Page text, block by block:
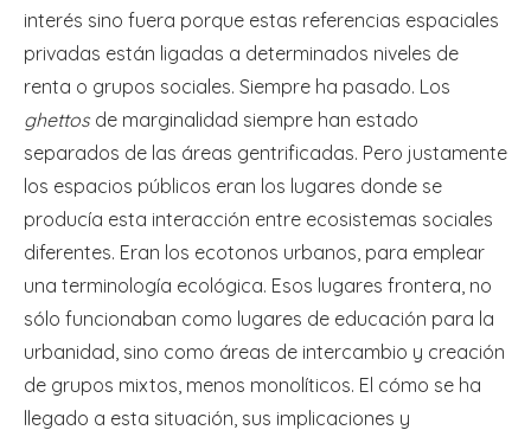
interés sino fuera porque estas referencias espaciales
privadas están ligadas a determinados niveles de
renta o grupos sociales. Siempre ha pasado. Los
ghettos de marginalidad siempre han estado
separados de las áreas gentrificadas. Pero justamente
los espacios públicos eran los lugares donde se
producía esta interacción entre ecosistemas sociales
diferentes. Eran los ecotonos urbanos, para emplear
una terminología ecológica. Esos lugares frontera, no
sólo funcionaban como lugares de educación para la
urbanidad, sino como áreas de intercambio y creación
de grupos mixtos, menos monolíticos. El cómo se ha
llegado a esta situación, sus implicaciones y